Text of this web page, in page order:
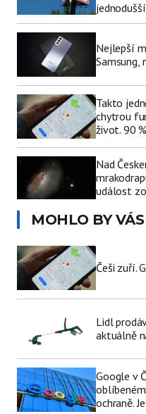
jednodušší
Nejlepší
Samsung,
Takto
chytrou
život. 90
Nad
událost
MOHLO BY
Češi zuří.
Lidl
aktuálně
Google v
ochraně.